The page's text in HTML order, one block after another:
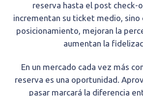
reserva hasta el post check-
incrementan su ticket medio, sino
posicionamiento, mejoran la
aumentan la
En un mercado cada vez más
reserva es una oportunidad.
pasar marcará la diferencia